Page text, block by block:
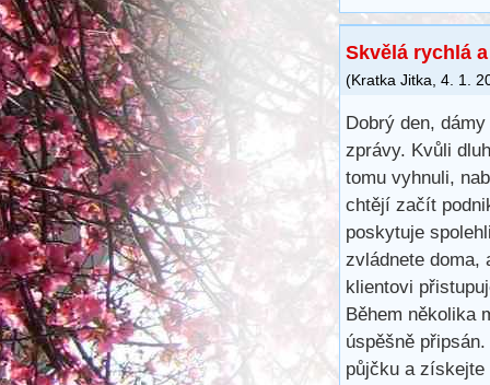
Skvělá rychlá
(Kratka Jitka 4. 1.
Dobrý den,
zprávy. Kvůli
tomu vyhnuli,
chtějí začít
poskytuje
zvládnete doma,
klientovi
Během několika
úspěšně
půjčku a získejte